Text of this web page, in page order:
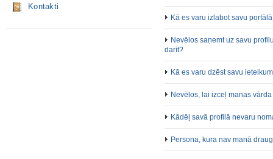
Kontakti
Kā es varu izlabot savu
Nevēlos saņemt uz savu
darīt?
Kā es varu dzēst savu
Nevēlos, lai izceļ manas
Kādēļ savā profilā nevaru
Persona, kura nav manā